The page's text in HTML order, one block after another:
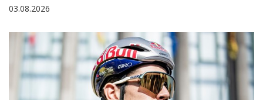
03.08.2026